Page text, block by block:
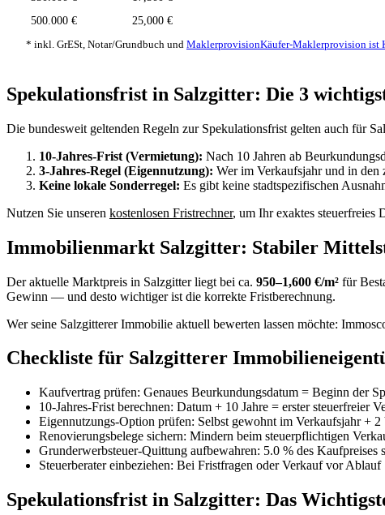
500.000 €
25,000 €
* inkl. GrESt, Notar/Grundbuch und MaklerprovisionKäufer-Maklerprovision ist
Spekulationsfrist in Salzgitter: Die 3
Die bundesweit geltenden Regeln zur Spekulationsfrist gelten auch für
10-Jahres-Frist (Vermietung): Nach 10 Jahren ab
3-Jahres-Regel (Eigennutzung): Wer im Verkaufsjahr und in den
Keine lokale Sonderregel: Es gibt keine stadtspezifischen
Nutzen Sie unseren kostenlosen Fristrechner, um Ihr exaktes steuerfreies
Immobilienmarkt Salzgitter: Stabiler
Der aktuelle Marktpreis in Salzgitter liegt bei ca. 950–1,600 €/m² für
Gewinn — und desto wichtiger ist die korrekte Fristberechnung.
Wer seine Salzgitterer Immobilie aktuell bewerten lassen möchte:
Checkliste für Salzgitterer
Kaufvertrag prüfen: Genaues Beurkundungsdatum = Beginn der
10-Jahres-Frist berechnen: Datum + 10 Jahre = erster steuerfreier
Eigennutzungs-Option prüfen: Selbst gewohnt im Verkaufsjahr + 2
Renovierungsbelege sichern: Mindern beim steuerpflichtigen
Grunderwerbsteuer-Quittung aufbewahren: 5.0 % des Kaufpreises
Steuerberater einbeziehen: Bei Fristfragen oder Verkauf vor Ablauf
Spekulationsfrist in Salzgitter: Das